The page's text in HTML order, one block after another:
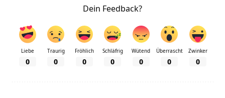
Dein Feedback?
Liebe
0
Traurig
0
Fröhlich
0
Schläfrig
0
Wütend
0
Überrascht
0
Zwinker
0